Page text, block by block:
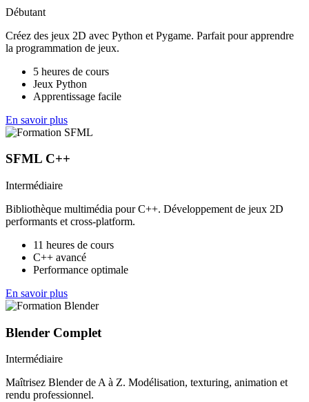
Débutant
Créez des jeux 2D avec Python et Pygame. Parfait pour apprendre
la programmation de jeux.
5 heures de cours
Jeux Python
Apprentissage facile
En savoir plus
SFML C++
Intermédiaire
Bibliothèque multimédia pour C++. Développement de jeux 2D
performants et cross-platform.
11 heures de cours
C++ avancé
Performance optimale
En savoir plus
Blender Complet
Intermédiaire
Maîtrisez Blender de A à Z. Modélisation, texturing, animation et
rendu professionnel.